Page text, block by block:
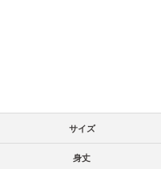
サイズ
身丈